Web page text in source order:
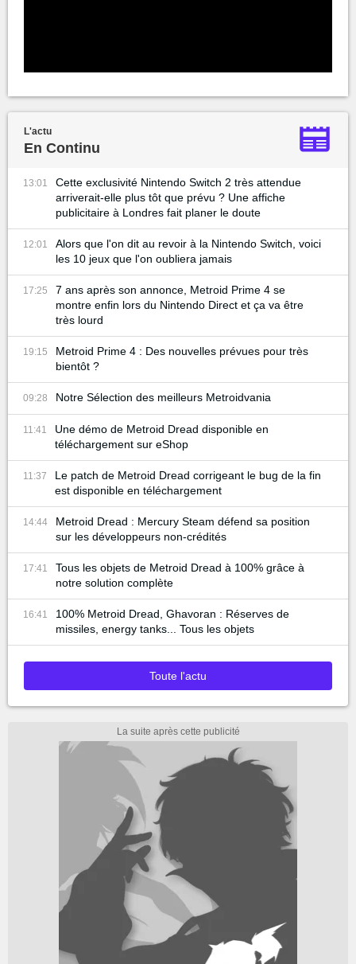
L'actu
En Continu
13:01
Cette exclusivité Nintendo Switch 2 très attendue
arriverait-elle plus tôt que prévu ? Une affiche
publicitaire à Londres fait planer le doute
12:01
Alors que l'on dit au revoir à la Nintendo Switch, voici
les 10 jeux que l'on oubliera jamais
17:25
7 ans après son annonce, Metroid Prime 4 se
montre enfin lors du Nintendo Direct et ça va être
très lourd
19:15
Metroid Prime 4 : Des nouvelles prévues pour très
bientôt ?
09:28 Notre Sélection des meilleurs Metroidvania
11:41
Une démo de Metroid Dread disponible en
téléchargement sur eShop
11:37
Le patch de Metroid Dread corrigeant le bug de la fin
est disponible en téléchargement
14:44
Metroid Dread : Mercury Steam défend sa position
sur les développeurs non-crédités
17:41
Tous les objets de Metroid Dread à 100% grâce à
notre solution complète
16:41
100% Metroid Dread, Ghavoran : Réserves de
missiles, energy tanks... Tous les objets
Toute l'actu